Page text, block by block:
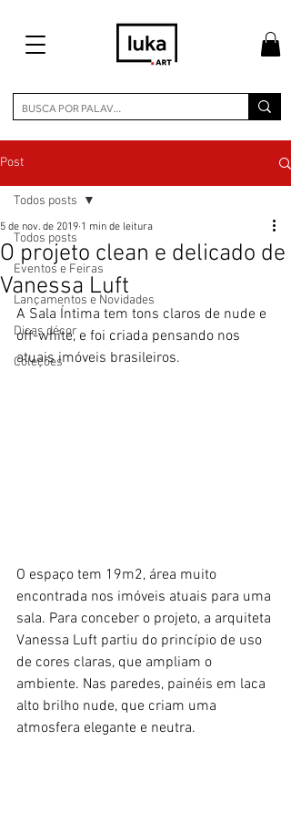
Post
Todos posts
Eventos e Feiras
Lançamentos e Novidades
Dicas décor
Coleções
Todos posts
O projeto clean e delicado de
Vanessa Luft
5 de nov. de 2019 1 min de leitura
A Sala Íntima tem tons claros de nude e
off-white, e foi criada pensando nos
atuais imóveis brasileiros.
O espaço tem 19m2, área muito
encontrada nos imóveis atuais para uma
sala. Para conceber o projeto, a arquiteta
Vanessa Luft partiu do princípio de uso
de cores claras, que ampliam o
ambiente. Nas paredes, painéis em laca
alto brilho nude, que criam uma
atmosfera elegante e neutra.